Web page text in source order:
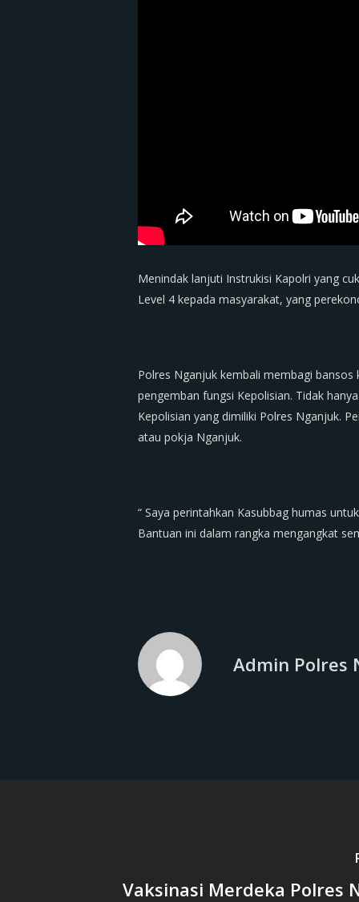
Menindak lanjuti Instrukisi Kapolri yang
Level 4 kepada masyarakat, yang
Polres Nganjuk kembali membagi
pengemban fungsi Kepolisian. Tidak
Kepolisian yang dimiliki Polres Nganjuk.
atau pokja Nganjuk.
“ Saya perintahkan Kasubbag humas
Bantuan ini dalam rangka mengangkat
Admin Polres
Vaksinasi Merdeka Polres